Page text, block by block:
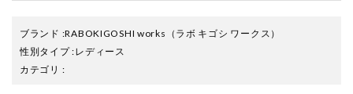
ブランド :RABOKIGOSHI works （ラボ キゴシ ワークス）
性別タイプ:レディース
カテゴリ :